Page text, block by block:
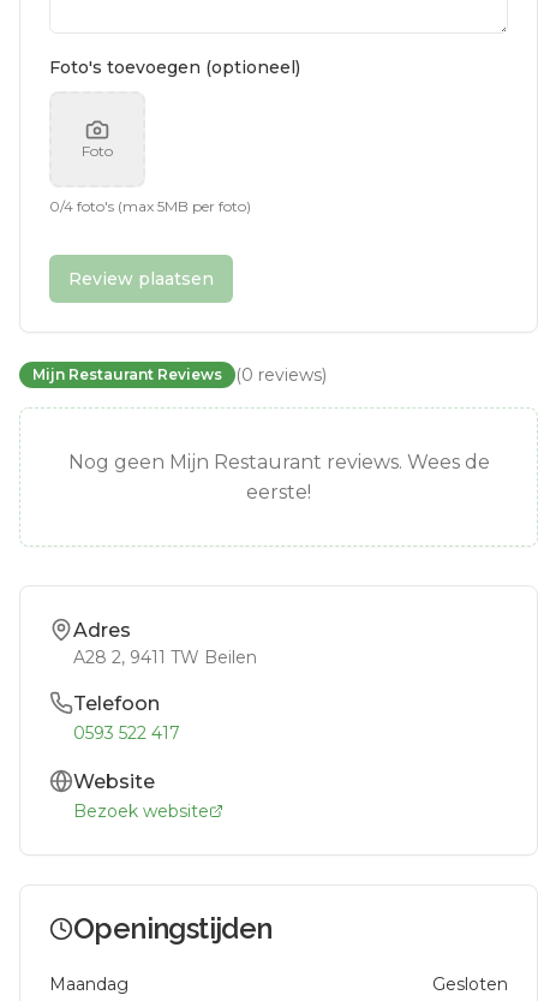
Foto's toevoegen (optioneel)
Foto
0/4 foto's (max 5MB per foto)
Review plaatsen
Mijn Restaurant Reviews (0 reviews)
Nog geen Mijn Restaurant reviews. Wees de
eerste!
Adres
A28 2, 9411 TW Beilen
Telefoon
0593 522 417
Website
Bezoek website
Openingstijden
Maandag
Gesloten